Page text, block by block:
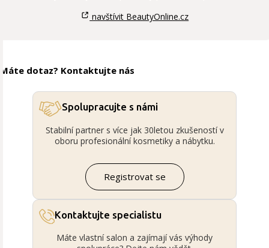
navštívit BeautyOnline.cz
Máte dotaz? Kontaktujte nás
Spolupracujte s námi
Stabilní partner s více jak 30letou zkušeností v
oboru profesionální kosmetiky a nábytku.
Registrovat se
Kontaktujte specialistu
Máte vlastní salon a zajímají vás výhody